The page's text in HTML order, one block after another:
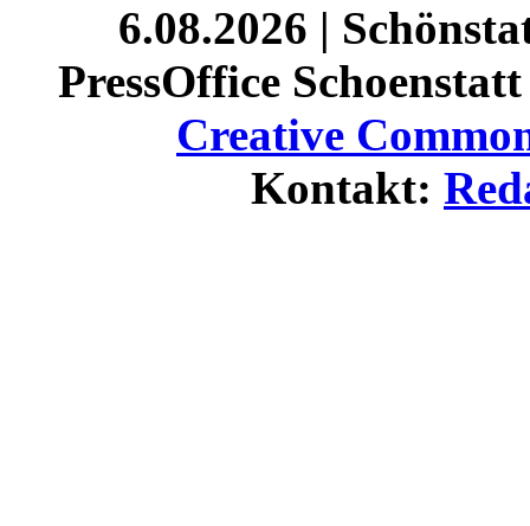
6.08.2026 |
PressOffice
Creative
Kontakt: